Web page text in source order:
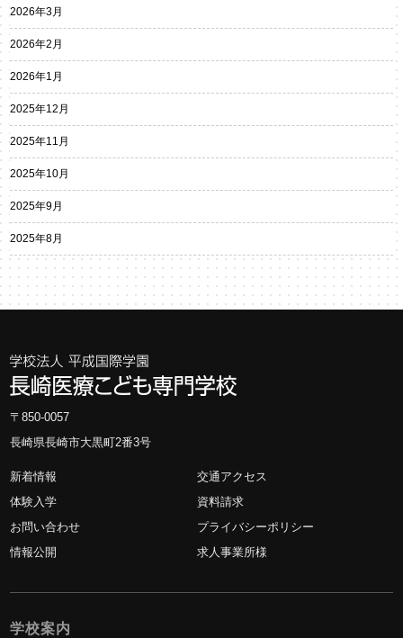
2026年3月
2026年2月
2026年1月
2025年12月
2025年11月
2025年10月
2025年9月
2025年8月
〒850-0057
長崎県長崎市大黒町2番3号
新着情報
交通アクセス
体験入学
資料請求
お問い合わせ
プライバシーポリシー
情報公開
求人事業所様
学校案内